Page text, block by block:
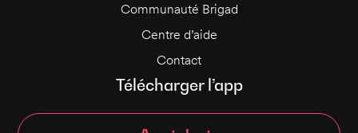
Communauté Brigad
Centre d’aide
Contact
Télécharger l’app